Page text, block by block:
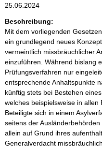
25.06.2024
Beschreibung:
Mit dem vorliegenden
ein grundlegend neues
vermeintlich missbräuchlicher
einzuführen. Während bislang
Prüfungsverfahren nur
entsprechende Anhaltspunkte
künftig stets bei Bestehen
welches beispielsweise in
Beteiligte sich in einem
seitens der
allein auf Grund ihres
Generalverdacht